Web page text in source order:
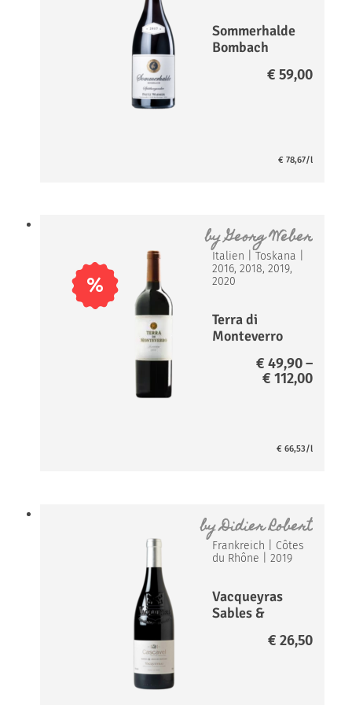
Sommerhalde
Bombach
€ 59,00
€ 78,67/l
byGeorg Weber
%
Italien |Toskana
2016, 2018, 2019,
2020
Terra di
Monteverro
€ 49,90–
€ 112,00
€ 66,53/l
byDidier Robert
Frankreich
Côtes
du Rhône |2019
Vacqueyras
Sables &
€ 26,50